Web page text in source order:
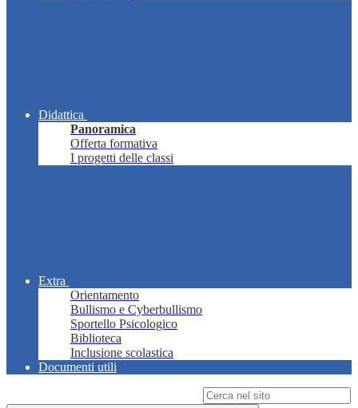
Didattica
Panoramica
Offerta formativa
I progetti delle classi
Extra
Orientamento
Bullismo e Cyberbullismo
Sportello Psicologico
Biblioteca
Inclusione scolastica
Documenti utili